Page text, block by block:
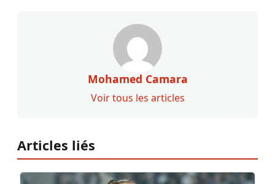
Mohamed Camara
Voir tous les articles
Articles liés